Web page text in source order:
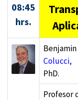
08:45
hrs.
Benjamin
Colucci,
PhD.
Profesor